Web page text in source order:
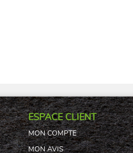
ESPACE CLIENT
MON COMPTE
MON AVIS